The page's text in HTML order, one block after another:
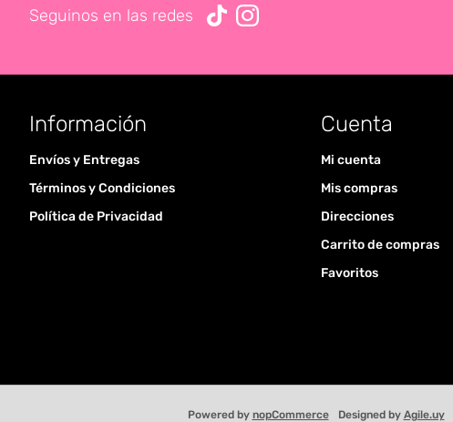
Seguinos en las redes
Información
Envíos y Entregas
Términos y Condiciones
Política de Privacidad
Cuenta
Mi cuenta
Mis compras
Direcciones
Carrito de compras
Favoritos
Powered by nopCommerce Designed by Agile.uy